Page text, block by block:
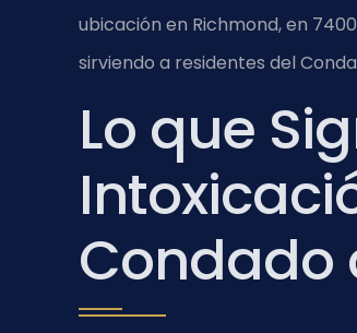
ubicación en Richmond, en
sirviendo a residentes del
Lo que
Condado